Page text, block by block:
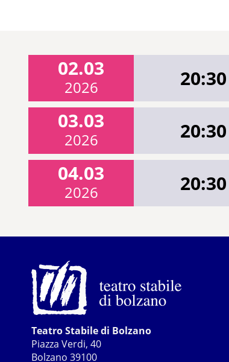
02.03
2026 20:30
03.03
2026 20:30
04.03
2026 20:30
Teatro Stabile di Bolzano
Piazza Verdi, 40
Bolzano 39100